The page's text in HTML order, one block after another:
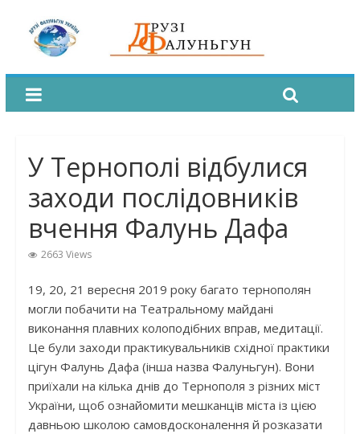
У Тернополі відбулися
заходи послідовників
вчення Фалунь Дафа
2663 Views
19, 20, 21 вересня 2019 року багато тернополян
могли побачити на Театральному майдані
виконання плавних колоподібних вправ, медитації.
Це були заходи практикувальників східної практики
цігун Фалунь Дафа (інша назва Фалуньгун). Вони
приїхали на кілька днів до Тернополя з різних міст
України, щоб ознайомити мешканців міста із цією
давньою школою самовдосконалення й розказати